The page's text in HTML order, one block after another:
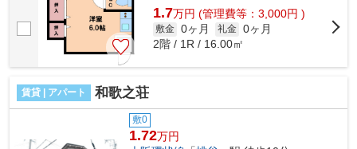
1.7万円 (管理費等：3,000円 )
敷金 0ヶ月 礼金 0ヶ月
2階 / 1R / 16.00㎡
賃貸 | アパート 和歌之荘
敷0
1.72万円